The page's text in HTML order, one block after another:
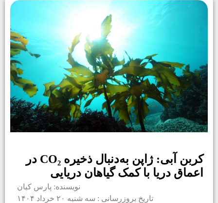
کربن آبی: ژاپن به‌دنبال ذخیره CO₂ در
اعماق دریا با کمک گیاهان دریایی
نویسنده: پارس کیان
تاریخ بروزرسانی : سه شنبه ۲۰ خرداد ۱۴۰۴